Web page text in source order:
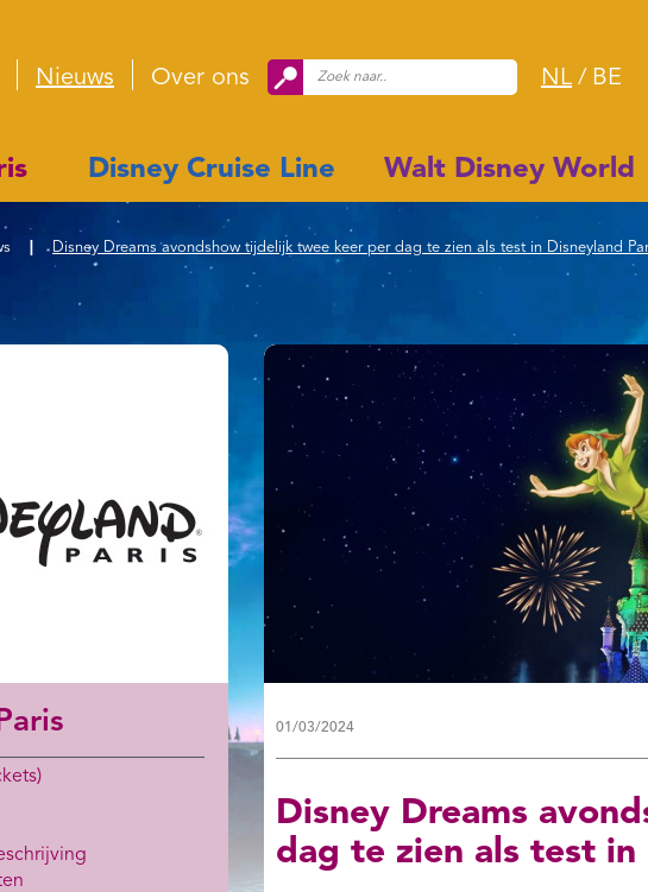
Nieuws Over ons NL / BE
Disney Cruise Line Walt Disney World
Disney Dreams avondshow tijdelijk twee keer per dag te zien als test in Disneyland
01/03/2024
Disney Dreams
dag te zien als test in